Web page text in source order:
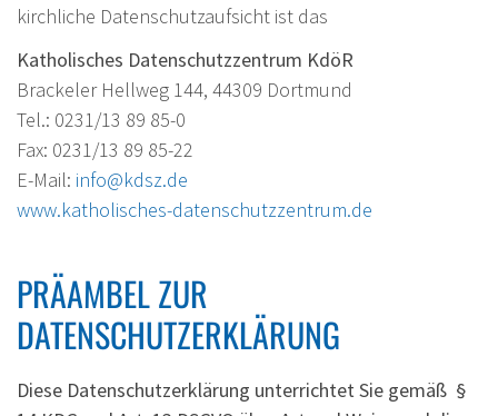
kirchliche Datenschutzaufsicht ist das
Katholisches Datenschutzzentrum KdöR
Brackeler Hellweg 144, 44309 Dortmund
Tel.: 0231/13 89 85-0
Fax: 0231/13 89 85-22
E-Mail: info@kdsz.de
www.katholisches-datenschutzzentrum.de
PRÄAMBEL ZUR
DATENSCHUTZERKLÄRUNG
Diese Datenschutzerklärung unterrichtet Sie gemäß §